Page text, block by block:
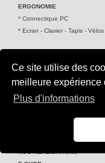
Ce site utilise des
meilleure expérience
Plus d'informations
ERGONOMIE
* Connectique PC
* Ecran - Clavier - Tapis - Vélos
*Tables - Bureaux
* Chaises de bureaux
*Rangements
NOS PARTENAIRES